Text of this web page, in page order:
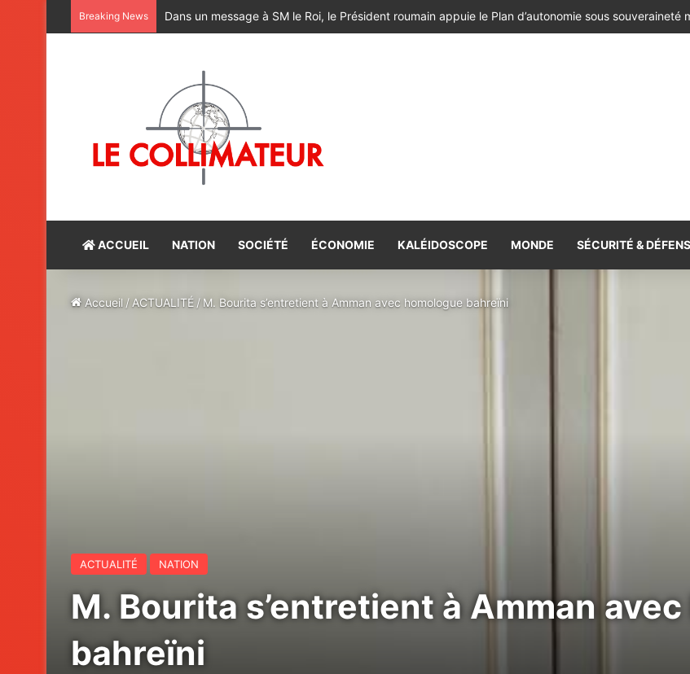
Breaking News M. Bourita reçoit le conseiller du Président de la République de Roumanie, porteur d’un message
ACCUEIL NATION SOCIÉTÉ ÉCONOMIE KALÉIDOSCOPE MONDE SÉCURITÉ &
Accueil / ACTUALITÉ /M. Bourita s’entretient à Amman avec homologue bahreïni
ACTUALITÉ NATION
M. Bourita s’entretient à Amman
bahreïni